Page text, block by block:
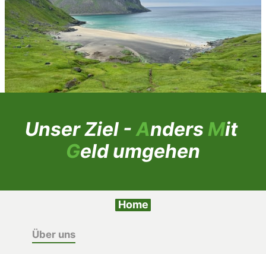
Unser Ziel - Anders M it
Geld umgehen
Home
Über uns